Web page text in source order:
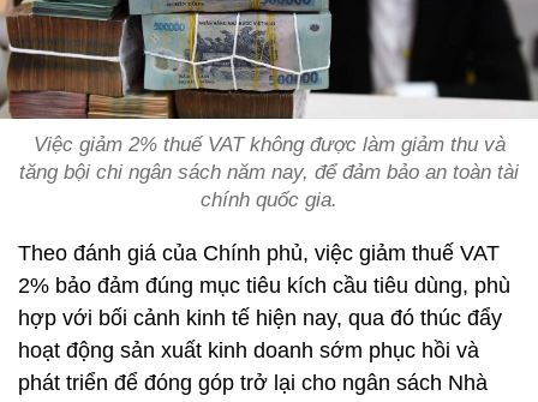
Việc giảm 2% thuế VAT không được làm giảm thu và
tăng bội chi ngân sách năm nay, để đảm bảo an toàn tài
chính quốc gia.
Theo đánh giá của Chính phủ, việc giảm thuế VAT
2% bảo đảm đúng mục tiêu kích cầu tiêu dùng, phù
hợp với bối cảnh kinh tế hiện nay, qua đó thúc đẩy
hoạt động sản xuất kinh doanh sớm phục hồi và
phát triển để đóng góp trở lại cho ngân sách Nhà